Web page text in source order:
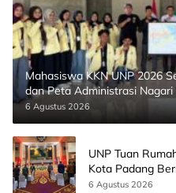
Mahasiswa KKN UNP 2026
dan Peta Administrasi
6 Agustus 2026
UNP Tuan
Kota Padang
CEO EMGS
6 Agustus 2026